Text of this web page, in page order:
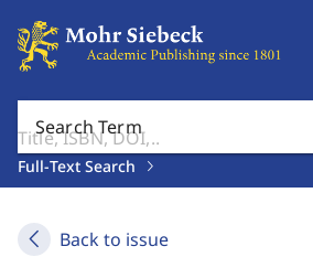
Search Term
Full-Text Search
Back to issue